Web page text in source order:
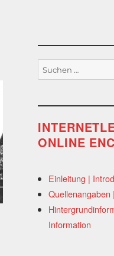
Suchen
nach:
ONLINE
Einleitung |
Quellenangaben
Information